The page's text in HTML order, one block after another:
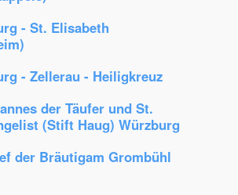
- St. Elisabeth
- Zellerau - Heiligkreuz
der Täufer und St.
(Stift Haug) Würzburg
der Bräutigam Grombühl